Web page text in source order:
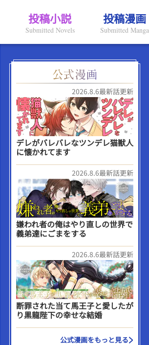
投稿小説
Submitted Novels
投稿漫画
Submitted Manga
2026.8.6最新話更新
デレがバレバレなツンデレ猫獣人
に懐かれてます
2026.8.6最新話更新
嫌われ者の俺はやり直しの世界で
義弟達にごまをする
2026.8.6最新話更新
断罪された当て馬王子と愛したが
り黒龍陛下の幸せな結婚
公式漫画をもっと見る